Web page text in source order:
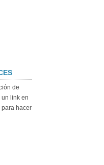
de
link en
para hacer